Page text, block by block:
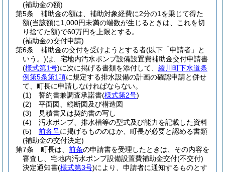
(補助金の額)
第5条
補助金の額は、補助対象経費に2分の1を乗じて得た
額(当該額に1,000円未満の端数が生じるときは、これを切
り捨てた額)で60万円を上限とする。
(補助金の交付申請)
第6条
補助金の交付を受けようとする者(以下「申請者」と
いう。)は、宅地内汚水ポンプ設備設置費補助金交付申請書
(様式第1号)に次に掲げる書類を添付して、 綾川町下水道条
例第5条第1項に規定する排水設備の計画の確認申請と併せ
て、町長に申請しなければならない。
(1)
誓約書兼調査承諾書(様式第2号)
(2)
平面図、縦断図及び構造図
(3)
見積書又は契約書の写し
(4)
汚水ポンプ、排水槽等の型式及び能力を記載した資料
(5)
前各号に掲げるもののほか、町長が必要と認める書類
(補助金の交付決定)
第7条
町長は、 前条の申請書を受理したときは、その内容を
審査し、宅地内汚水ポンプ設備設置費補助金交付(不交付)
決定通知書(様式第3号)により、申請者に通知するものとす